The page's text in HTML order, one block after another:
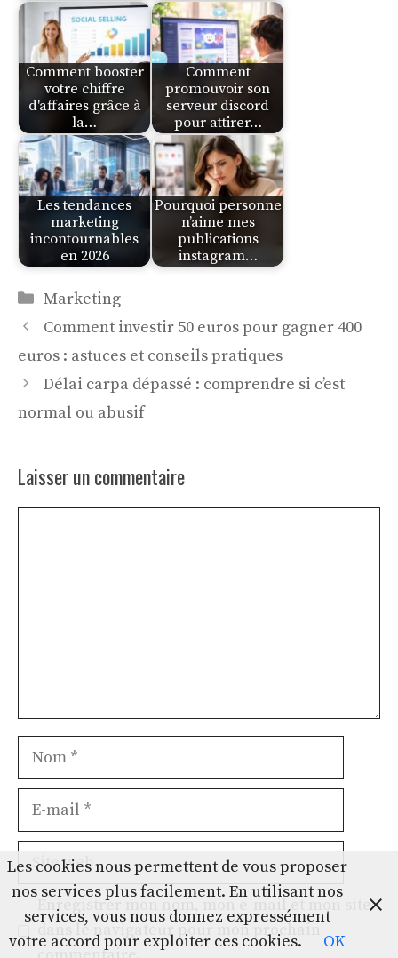
Comment booster
votre chiffre
d'affaires grâce à
la…
Comment
promouvoir son
serveur discord
pour attirer…
Les tendances
marketing
incontournables
en 2026
Pourquoi personne
n’aime mes
publications
instagram…
Catégories
Marketing
Comment investir 50 euros pour gagner 400
euros : astuces et conseils pratiques
Délai carpa dépassé : comprendre si c’est
normal ou abusif
Laisser un commentaire
Nom
Site
web
Enregistrer mon nom, mon e-mail et mon site
dans le navigateur pour mon prochain
Les cookies nous permettent de vous proposer
nos services plus facilement. En utilisant nos
services, vous nous donnez expressément
votre accord pour exploiter ces cookies.
OK